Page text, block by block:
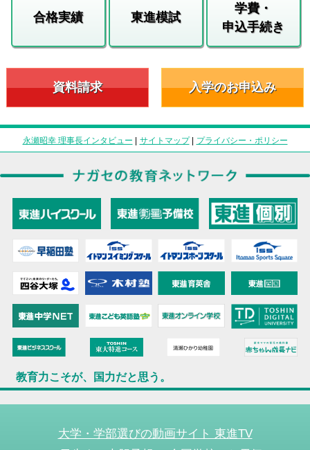
合格実績 東進模試
学費・
申込手続き
資料請求 入学のお申込み
永瀬昭幸 理事長インタビュー | サイトマップ| プライバシー・ポリシー
教育力こそが、国力だと思う。
大学・学部選びの動画サイト 東進TV